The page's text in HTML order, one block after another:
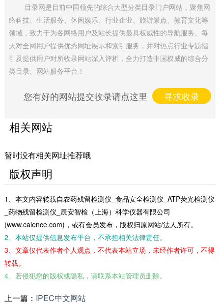
目录网是目前中国领先的综合大型分类目录门户网站，聚焦网
络科技、生活服务、休闲娱乐、行业企业、旅游景点、教育文化等
领域，致力于为各网络用户及站长提供最具权威性的导航服务。每
天对全网用户提供优秀网址展示和索引服务，并对热点行业专题指
引及提供用户对所收录网站深入评析，全力打造中国权威的综合分
类目录、网站服务平台！
您有好的网站提交收录请点这里 寻求收录
相关网站
暂时没有相关网址推荐哦
版权声明
1、本文内容转载自农药残留检测仪_食品安全检测仪_ATP荧光检测仪
_药物残留检测仪_辰安智检（上海）科学仪器有限公司
(www.caience.com)，或有会员发布，版权归原网站/法人所有。
2、本站仅提供信息发布平台，不承担相关法律责任。
3、文章仅代表作者个人观点，不代表本站立场，未经作者许可，不得
转载。
4、若侵犯您的版权或隐私，请联系本站管理员删除。
上一篇： IPEC中文网站